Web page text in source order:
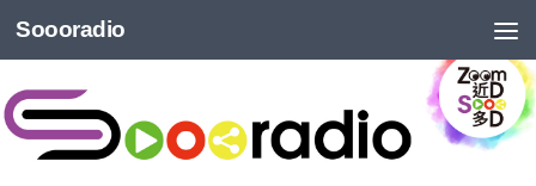
Soooradio